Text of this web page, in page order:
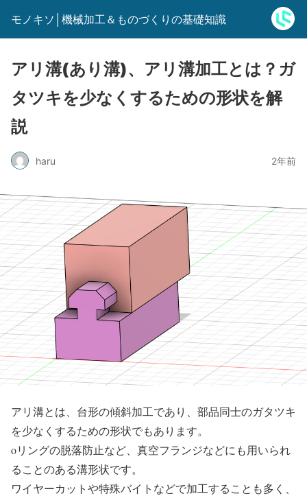
モノキソ│機械加工＆ものづくりの基礎知識
アリ溝(あり溝)、アリ溝加工とは？ガ
タツキを少なくするための形状を解
説
haru 2年前
アリ溝とは、台形の傾斜加工であり、部品同士のガタツキ
を少なくするための形状でもあります。
oリングの脱落防止など、真空フランジなどにも用いられ
ることのある溝形状です。
ワイヤーカットや特殊バイトなどで加工することも多く、